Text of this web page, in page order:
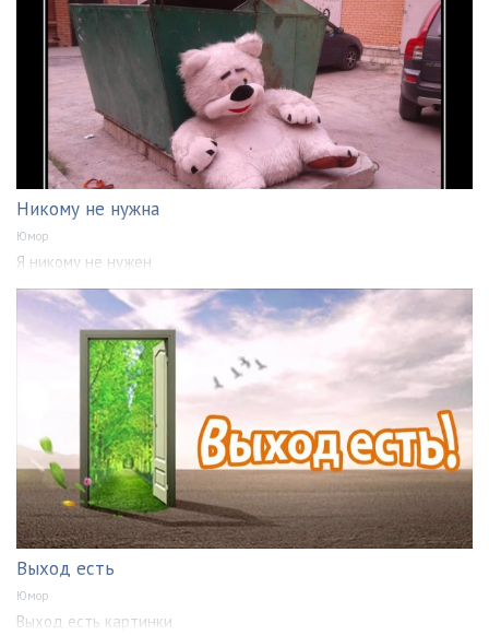
Никому не нужна
Юмор
Я никому не нужен
Выход есть
Юмор
Выход есть картинки